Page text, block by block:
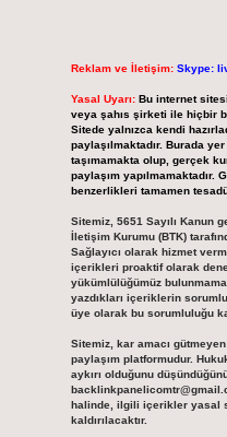
Reklam ve İletişim: Skype:
Yasal Uyarı: Bu internet
veya şahıs şirketi ile hiçbir
Sitede yalnızca kendi
paylaşılmaktadır. Burada
taşımamakta olup, gerçek
paylaşım
benzerlikleri tamamen
Sitemiz, 5651 Sayılı Kanun
İletişim Kurumu (BTK)
Sağlayıcı olarak hizmet
içerikleri proaktif olarak
yükümlülüğümüz
yazdıkları içeriklerin
üye olarak bu sorumluluğu
Sitemiz, kar amacı
paylaşım platformudur.
aykırı olduğunu
halinde, ilgili içerikler yasal
kaldırılacaktır.